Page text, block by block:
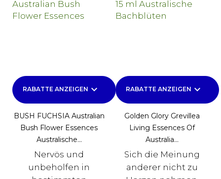
RABATTE ANZEIGEN keyboard_arrow_down
BUSH FUCHSIA Australian
Bush Flower Essences
Australische...
Nervös und
unbeholfen in
RABATTE ANZEIGEN keyboard_arrow_down
Golden Glory Grevillea
Living Essences Of
Australia...
Sich die Meinung
anderer nicht zu